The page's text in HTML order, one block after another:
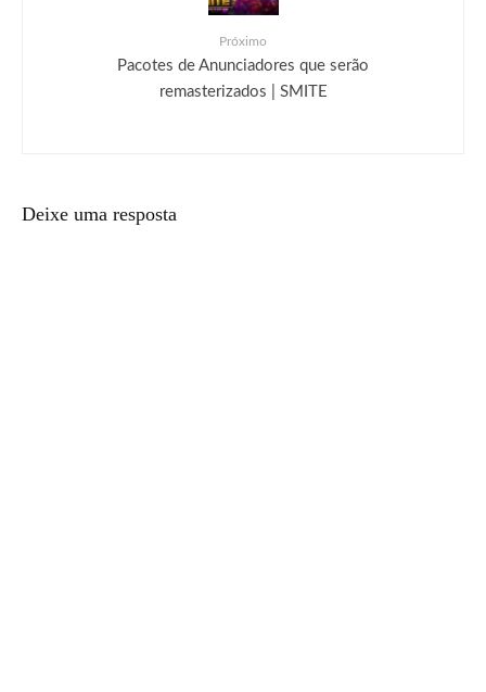
Próximo
Pacotes de Anunciadores que serão
remasterizados | SMITE
Deixe uma resposta